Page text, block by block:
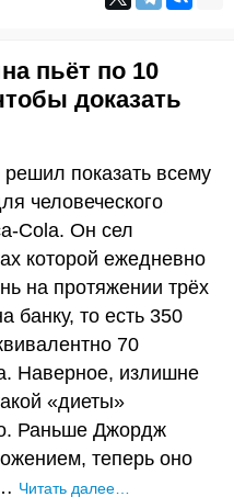
пьёт по 10
доказать
показать всему
человеческого
Cola. Он сел
которой ежедневно
на протяжении трёх
банку, то есть 350
70
Наверное, излишне
«диеты»
Раньше Джордж
теперь оно
Читать далее…